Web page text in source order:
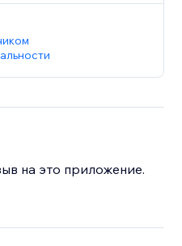
на это приложение.